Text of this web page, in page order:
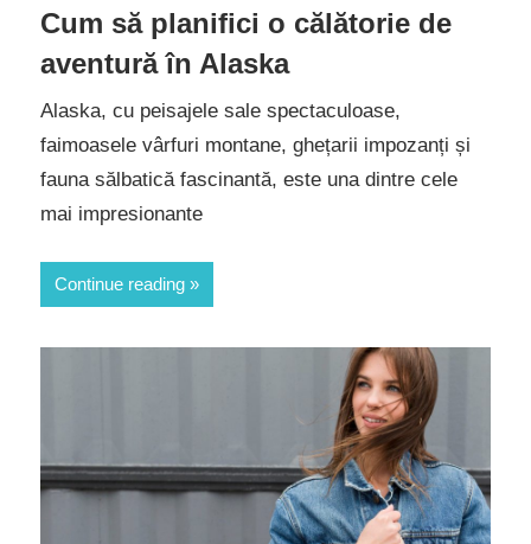
Cum să planifici o călătorie de
aventură în Alaska
Alaska, cu peisajele sale spectaculoase,
faimoasele vârfuri montane, ghețarii impozanți și
fauna sălbatică fascinantă, este una dintre cele
mai impresionante
Continue reading